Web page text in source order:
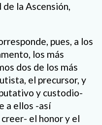
la Ascensión,
pues, a los
los más
dos de los más
el precursor, y
y custodio-
a ellos -así
el honor y el